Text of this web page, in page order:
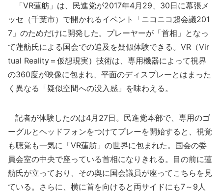
「VR蓮舫」は、民進党が2017年4月29、30日に幕張メ
ッセ（千葉市）で開かれるイベント「ニコニコ超会議201
7」のためだけに開発した。プレーヤーが「首相」となっ
て蓮舫氏による国会での追及を疑似体験できる。VR（Vir
tual Reality＝仮想現実）技術は、専用機器によって視界
の360度が映像に包まれ、平面のディスプレーとはまった
く異なる「疑似空間への没入感」を味わえる。
記者が体験したのは4月27日。民進党本部で、専用のゴ
ーグルとヘッドフォンをつけてプレーを開始すると、視覚
も聴覚も一気に「VR蓮舫」の世界に包まれた。国会の委
員会室の中央で座っている首相になりきれる。目の前に蓮
舫氏が立っており、その奥に国会議員が座ってこちらを見
ている。さらに、横に首を向けると両サイドにも7～9人